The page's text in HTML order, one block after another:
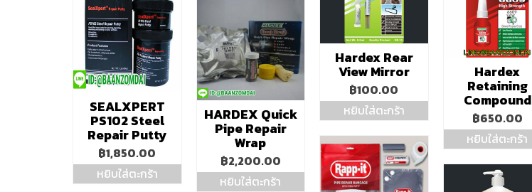
Hardex Rear
View Mirror
฿100.00
หยิบใส่ตะกร้า
Hardex
Retaining
Compound
฿650.00
หยิบใส่ตะกร้า
SEALXPERT
PS102 Steel
Repair Putty
฿1,850.00
หยิบใส่ตะกร้า
HARDEX Quick
Pipe Repair
Wrap
฿2,200.00
หยิบใส่ตะกร้า